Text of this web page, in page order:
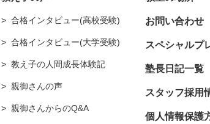
合格インタビュー(高校受験)
合格インタビュー(大学受験)
教え子の人間成長体験記
親御さんの声
親御さんからのQ&A
お問い合わせ
スペシャルプ
塾長日記一覧
スタッフ採用
個人情報保護